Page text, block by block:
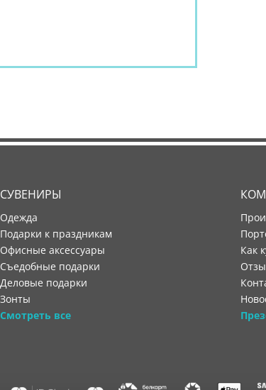
СУВЕНИРЫ
Одежда
Подарки к праздникам
Офисные аксессуары
Съедобные подарки
Деловые подарки
Зонты
Смотреть все
как